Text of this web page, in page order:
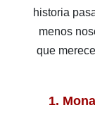
historia
menos
que
1.